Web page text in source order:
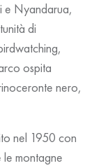
e Nyandarua,
di
ospita
nero,
nel 1950 con
montagne